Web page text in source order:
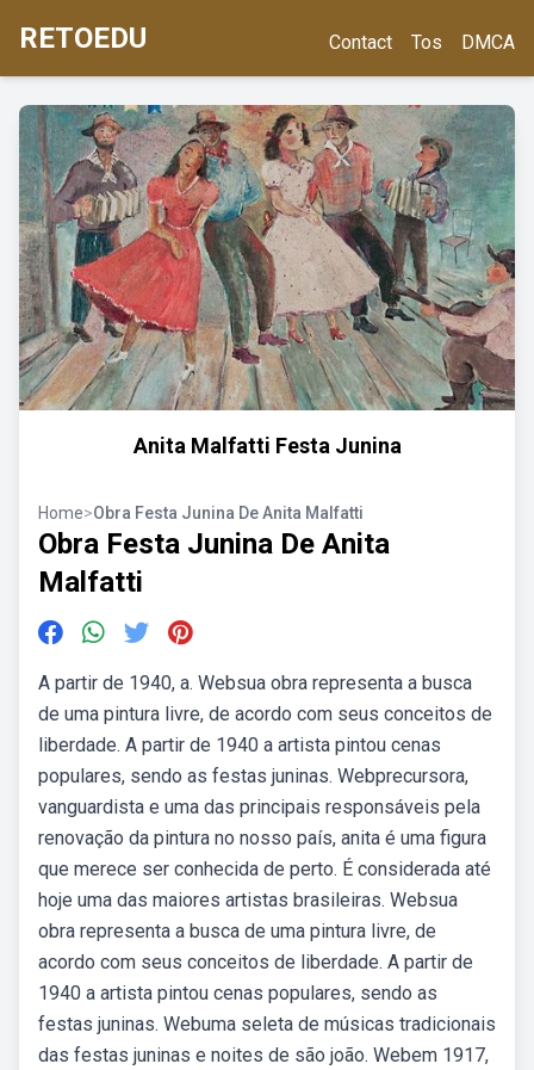
RETOEDU Contact Tos DMCA
Anita Malfatti Festa Junina
Home>Obra Festa Junina De Anita Malfatti
Obra Festa Junina De Anita
Malfatti
A partir de 1940, a. Websua obra representa a busca
de uma pintura livre, de acordo com seus conceitos de
liberdade. A partir de 1940 a artista pintou cenas
populares, sendo as festas juninas. Webprecursora,
vanguardista e uma das principais responsáveis pela
renovação da pintura no nosso país, anita é uma figura
que merece ser conhecida de perto. É considerada até
hoje uma das maiores artistas brasileiras. Websua
obra representa a busca de uma pintura livre, de
acordo com seus conceitos de liberdade. A partir de
1940 a artista pintou cenas populares, sendo as
festas juninas. Webuma seleta de músicas tradicionais
das festas juninas e noites de são joão. Webem 1917,